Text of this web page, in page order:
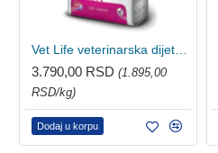
3.790,00 RSD (1.895,00
RSD/kg)
Dodaj u korpu